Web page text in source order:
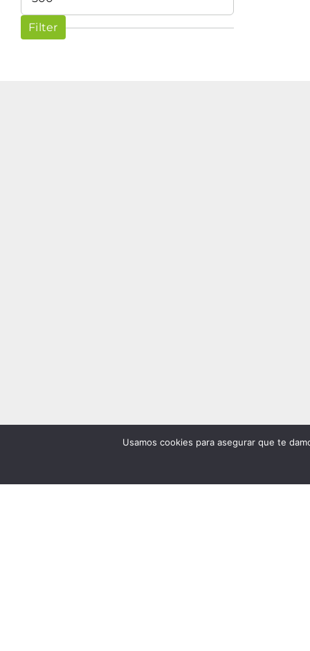
price
Filter
Usamos cookies para asegurar que te